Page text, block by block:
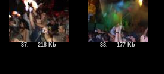
37. 218 Kb 38. 177 Kb